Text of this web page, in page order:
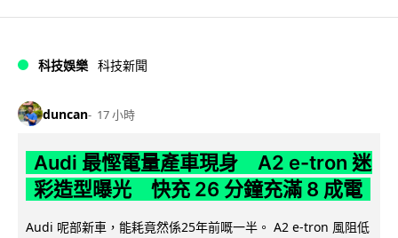
科技娛樂 科技新聞
duncan 17 小時
Audi 最慳電量產車現身 A2 e-tron 迷
彩造型曝光 快充 26 分鐘充滿 8 成電
Audi 呢部新車，能耗竟然係25年前嘅一半。 A2 e-tron 風阻低